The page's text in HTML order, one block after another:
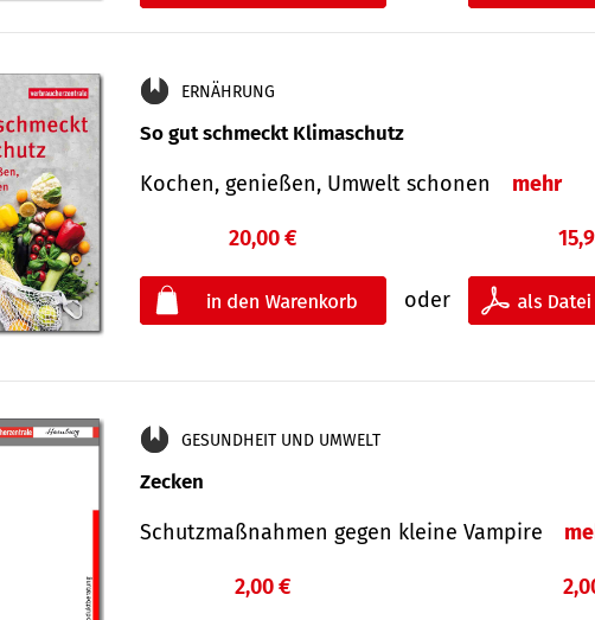
ERNÄHRUNG
So gut schmeckt Klimaschutz
Kochen, genießen, Umwelt schonen mehr
20,00 €
oder
GESUNDHEIT UND UMWELT
Zecken
Schutz­maß­nahmen gegen kleine Vampire
2,00 €